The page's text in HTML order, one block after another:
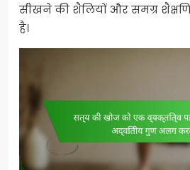
सीखने की शैलियों और समग्र
है।